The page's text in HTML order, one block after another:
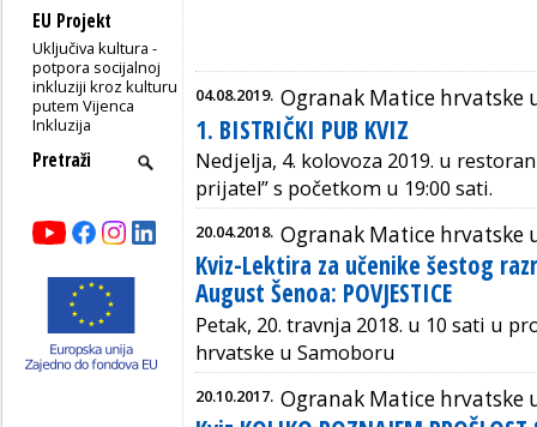
EU Projekt
Uključiva kultura -
potpora socijalnoj
inkluziji kroz kulturu
putem Vijenca
Inkluzija
04.08.2019. Ogranak Matice hrvatske
1. BISTRIČKI PUB KVIZ
Nedjelja, 4. kolovoza 2019. u
prijatel” s početkom u 19:00 sati.
20.04.2018. Ogranak Matice hrvatske
Kviz-Lektira za učenike šestog
August Šenoa: POVJESTICE
Petak, 20. travnja 2018. u 10 sati u
hrvatske u Samoboru
20.10.2017. Ogranak Matice hrvatske